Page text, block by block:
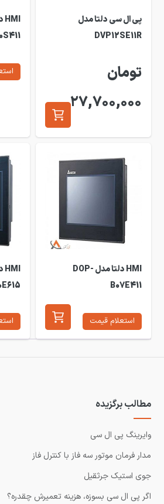
پی ال سی دلتا مدل
DVP12SE11R
تومان
27,700,000
HMI دلتا مدل DOP-
B07E411
استعلام قیمت
مطالب برگزیده
وایرینگ پی ال سی
مدار فرمان موتور سه فاز با کنترل فاز
جوی استیک جرثقیل
اگر پی ال سی بسوزه، هزینه تعمیرش چقدره؟